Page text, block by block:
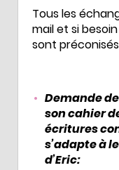
Tous les
mail et si
sont
Demande
son cahier
écritures
s’adapte à
d’Eric: